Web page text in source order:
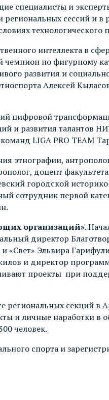
специалисты и
сессий и в
технологического
интеллекта в
по фигурному
развития и
Алексей
цифровой
и развития талантов
LIGA PRO TEAM
этнографии,
доцент
городской
сотрудник первой
организаций».
директор
Эльвира
и директор
проекты при
секций в
и личные наработки в
человек.
спорта и